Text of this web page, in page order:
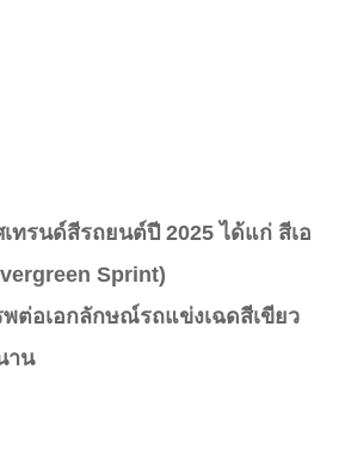
ทรนด์สีรถยนต์ปี 2025 ได้แก่ สีเอ
Sprint)
ต่อเอกลักษณ์รถแข่งเฉดสีเขียว
าน